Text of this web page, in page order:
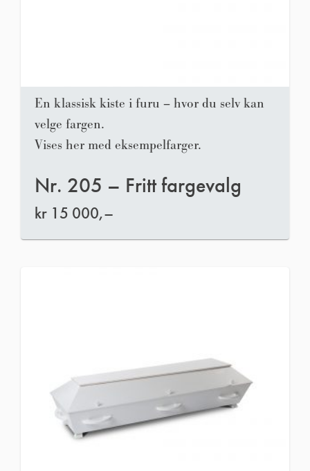
En klassisk kiste i furu – hvor du selv kan
velge fargen.
Vises her med eksempelfarger.
Nr. 205 – Fritt fargevalg
kr 15 000,–